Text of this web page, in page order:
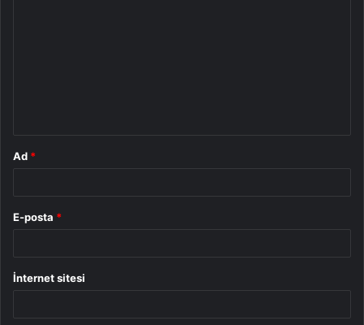
Ad *
E-posta *
İnternet sitesi